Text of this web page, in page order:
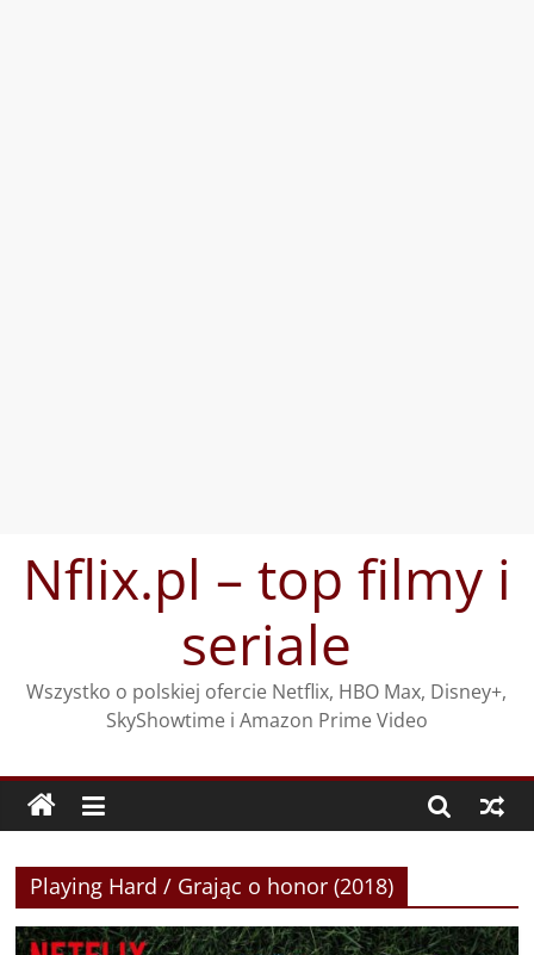
treściNflix.pl – top filmy i
seriale
Wszystko o polskiej ofercie Netflix, HBO Max, Disney+,
SkyShowtime i Amazon Prime Video
Playing Hard / Grając o honor (2018)